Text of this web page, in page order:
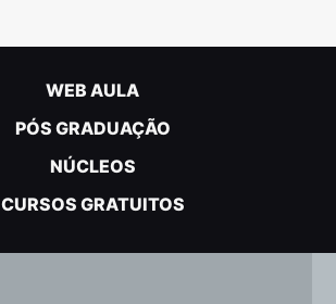
WEB AULA
PÓS GRADUAÇÃO
NÚCLEOS
CURSOS GRATUITOS